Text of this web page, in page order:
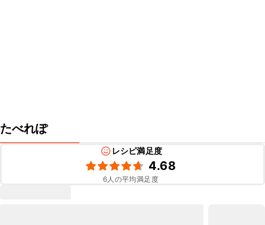
たべれぽ
レシピ満足度
4.68
6人の平均満足度